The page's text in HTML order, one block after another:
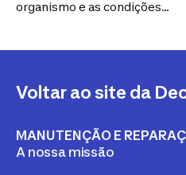
organismo e as condições
Voltar ao site da
MANUTENÇÃO E
A nossa missão